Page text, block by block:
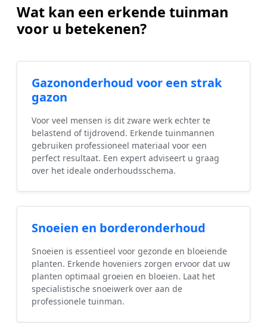
Wat kan een erkende tuinman
voor u betekenen?
Gazononderhoud voor een strak
gazon
Voor veel mensen is dit zware werk echter te
belastend of tijdrovend. Erkende tuinmannen
gebruiken professioneel materiaal voor een
perfect resultaat. Een expert adviseert u graag
over het ideale onderhoudsschema.
Snoeien en borderonderhoud
Snoeien is essentieel voor gezonde en bloeiende
planten. Erkende hoveniers zorgen ervoor dat uw
planten optimaal groeien en bloeien. Laat het
specialistische snoeiwerk over aan de
professionele tuinman.